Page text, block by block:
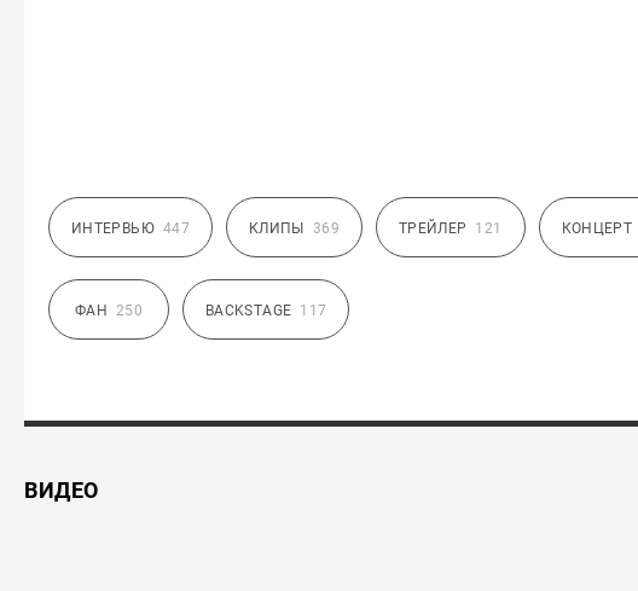
ИНТЕРВЬЮ 447 КЛИПЫ 369 ТРЕЙЛЕР 121 КОНЦЕРТ
ФАН 250 BACKSTAGE 117
ВИДЕО